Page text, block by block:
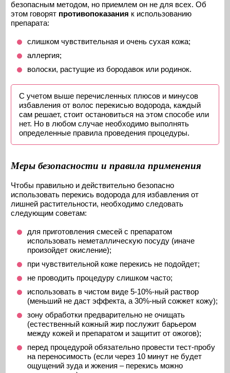
безопасным методом, но приемлем он не для всех. Об
этом говорят противопоказания к использованию
препарата:
слишком чувствительная и очень сухая кожа;
аллергия;
волоски, растущие из бородавок или родинок.
С учетом выше перечисленных плюсов и минусов
избавления от волос перекисью водорода, каждый
сам решает, стоит остановиться на этом способе или
нет. Но в любом случае необходимо выполнять
определенные правила проведения процедуры.
Меры безопасности и правила применения
Чтобы правильно и действительно безопасно
использовать перекись водорода для избавления от
лишней растительности, необходимо следовать
следующим советам:
для приготовления смесей с препаратом
использовать неметаллическую посуду (иначе
произойдет окисление);
при чувствительной коже перекись не подойдет;
не проводить процедуру слишком часто;
использовать в чистом виде 5-10%-ный раствор
(меньший не даст эффекта, а 30%-ный сожжет кожу);
зону обработки предварительно не очищать
(естественный кожный жир послужит барьером
между кожей и препаратом и защитит от ожогов);
перед процедурой обязательно провести тест-пробу
на переносимость (если через 10 минут не будет
ощущений зуда и жжения – перекись можно